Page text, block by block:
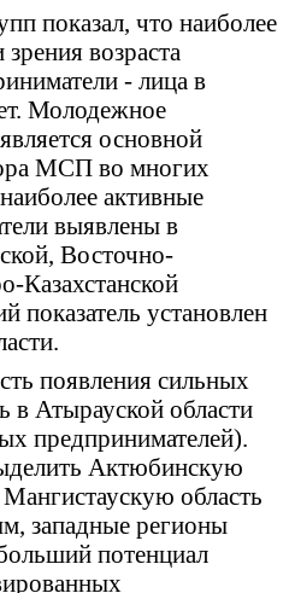
показал, что наиболее
возраста
- лица в
Молодежное
основной
МСП во многих
активные
выявлены в
Восточно-
Казахстанской
показатель установлен
появления сильных
в Атырауской области
предпринимателей).
Актюбинскую
область
западные регионы
потенциал